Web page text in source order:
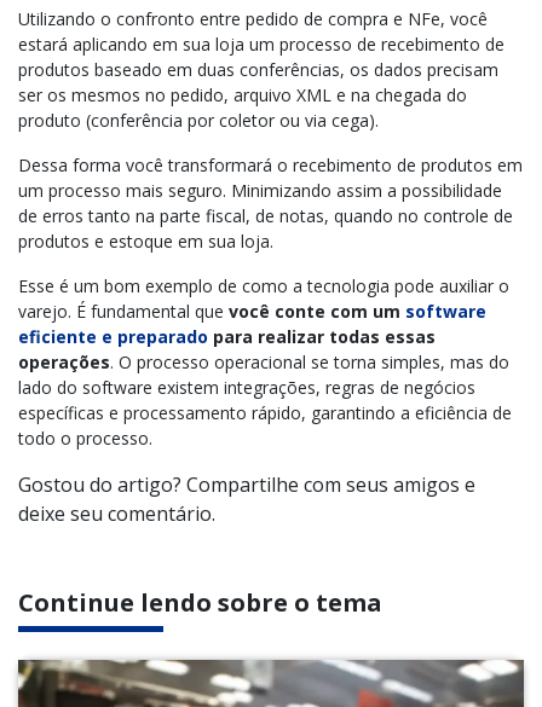
Utilizando o confronto entre pedido de compra e NFe, você
estará aplicando em sua loja um processo de recebimento de
produtos baseado em duas conferências, os dados precisam
ser os mesmos no pedido, arquivo XML e na chegada do
produto (conferência por coletor ou via cega).
Dessa forma você transformará o recebimento de produtos em
um processo mais seguro. Minimizando assim a possibilidade
de erros tanto na parte fiscal, de notas, quando no controle de
produtos e estoque em sua loja.
Esse é um bom exemplo de como a tecnologia pode auxiliar o
varejo. É fundamental que você conte com um software
eficiente e preparado para realizar todas essas
operações. O processo operacional se torna simples, mas do
lado do software existem integrações, regras de negócios
específicas e processamento rápido, garantindo a eficiência de
todo o processo.
Gostou do artigo? Compartilhe com seus amigos e
deixe seu comentário.
Continue lendo sobre o tema